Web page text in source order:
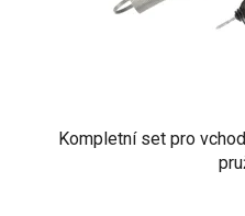
Kompletní set pro